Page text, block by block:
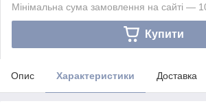
Мінімальна сума замовлення на сайті —
Купити
Опис Характеристики Доставка